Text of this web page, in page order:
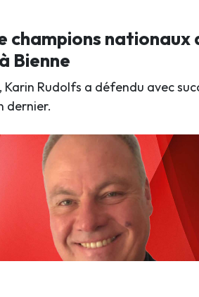
champions nationaux
Bienne
Karin Rudolfs a défendu avec
dernier.